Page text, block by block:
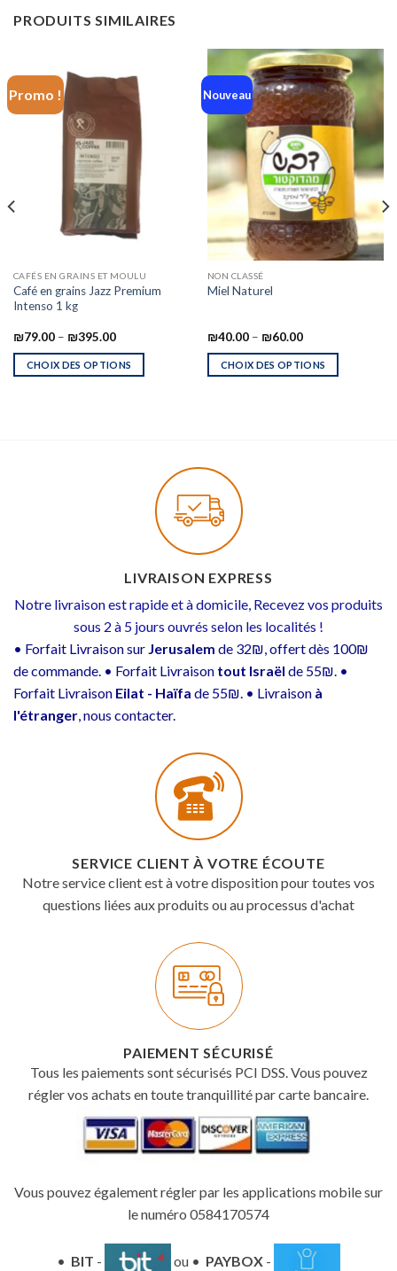
PRODUITS SIMILAIRES
Promo !
CAFÉS EN GRAINS ET MOULU
Café en grains Jazz Premium
Intenso 1 kg
₪79.00– ₪395.00
CHOIX DES OPTIONS
Nouveau
NON CLASSÉ
Miel Naturel
₪40.00– ₪60.00
CHOIX DES OPTIONS
LIVRAISON EXPRESS
Notre livraison est rapide et à domicile, Recevez vos produits
sous 2 à 5 jours ouvrés selon les localités !
• Forfait Livraison sur Jerusalem de 32₪, offert dès 100₪
de commande. • Forfait Livraison tout Israël de 55₪. •
Forfait Livraison Eilat - Haïfa de 55₪. • Livraison à
l'étranger , nous contacter.
SERVICE CLIENT À VOTRE ÉCOUTE
Notre service client est à votre disposition pour toutes vos
questions liées aux produits ou au processus d'achat
PAIEMENT SÉCURISÉ
Tous les paiements sont sécurisés PCI DSS. Vous pouvez
régler vos achats en toute tranquillité par carte bancaire.
Vous pouvez également régler par les applications mobile sur
le numéro 0584170574
• BIT - ou • PAYBOX -